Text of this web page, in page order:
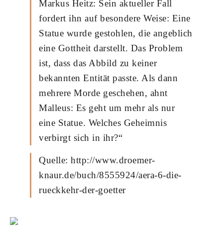
Markus Heitz: Sein aktueller Fall
fordert ihn auf besondere Weise: Eine
Statue wurde gestohlen, die angeblich
eine Gottheit darstellt. Das Problem
ist, dass das Abbild zu keiner
bekannten Entität passte. Als dann
mehrere Morde geschehen, ahnt
Malleus: Es geht um mehr als nur
eine Statue. Welches Geheimnis
verbirgt sich in ihr?“
Quelle: http://www.droemer-
knaur.de/buch/8555924/aera-6-die-
rueckkehr-der-goetter